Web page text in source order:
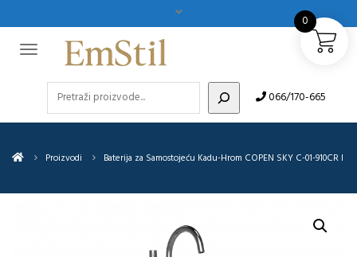
066/170-665
Proizvodi Baterija za Samostojeću Kadu-Hrom COPEN SKY C-01-910CR I
0